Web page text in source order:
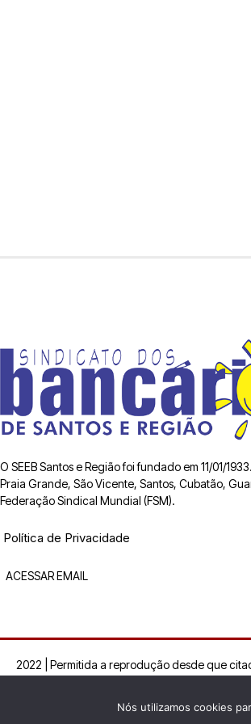
O SEEB Santos e Região foi fundado em 11/01/
Praia Grande, São Vicente, Santos, Cubatão,
Federação Sindical Mundial (FSM).
Política de Privacidade
ACESSAR EMAIL
2022 | Permitida a reprodução desde que
Nós utilizamos cookies